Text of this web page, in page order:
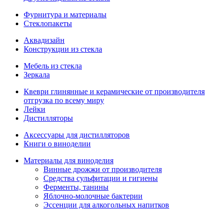
Фурнитура и материалы
Стеклопакеты
Аквадизайн
Конструкции из стекла
Мебель из стекла
Зеркала
Квеври глинянные и керамические от производителя
отгрузка по всему миру
Лейки
Дистилляторы
Аксессуары для дистилляторов
Книги о виноделии
Материалы для виноделия
Винные дрожжи от производителя
Средства сульфитации и гигиены
Ферменты, танины
Яблочно-молочные бактерии
Эссенции для алкогольных напитков